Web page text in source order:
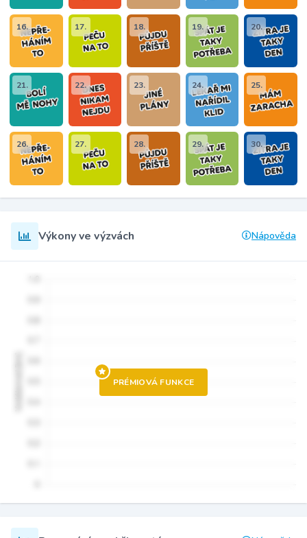
16. 17. 18. 19. 20.
21. 22. 23. 24. 25.
26. 27. 28. 29. 30.
Výkony ve výzvách Nápověda
PRÉMIOVÁ FUNKCE